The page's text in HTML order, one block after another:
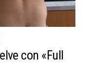
con «Full